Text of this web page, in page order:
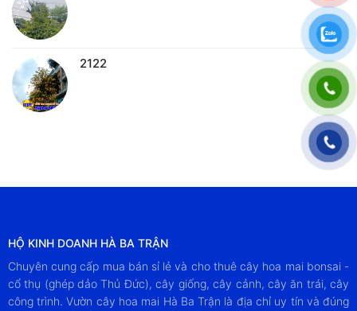
2122
HỘ KINH DOANH HÀ BA TRẬN
Chuyên cung cấp mua bán sỉ lẻ và cho thuê cây hoa mai bonsai -
cổ thụ (ghép dảo Thủ Đức), cây giống, cây cảnh, cây ăn trái, cây
công trình. Vườn cây hoa mai Hà Ba Trận là địa chỉ uy tín và đúng